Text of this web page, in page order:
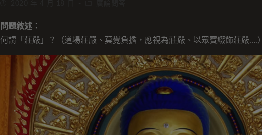
問題敘述：
何謂「莊嚴」？（道場莊嚴、莫覺負擔，應視為莊嚴、以眾寶綴飾莊嚴….）